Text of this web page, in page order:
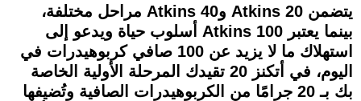
يتضمن Atkins 20 وAtkins 40 مراحل مختلفة،
بينما يعتبر Atkins 100 أسلوب حياة ويدعو إلى
استهلاك ما لا يزيد عن 100 صافي كربوهيدرات في
اليوم، في أتكنز 20 تقيدك المرحلة الأولية الخاصة
بك بـ 20 جرامًا من الكربوهيدرات الصافية وتُضيفها